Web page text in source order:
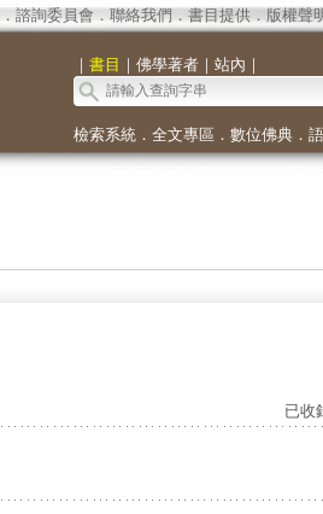
． 諮詢委員會． 聯絡我們 ． 書目提供． 版權聲
｜ 書目 ｜ 佛學著者｜ 站內 ｜
檢索系統． 全文專區 ． 數位佛典．
已收